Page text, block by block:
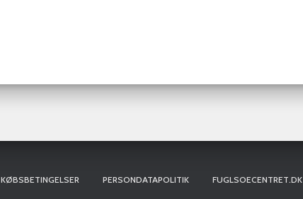
KØBSBETINGELSER PERSONDATAPOLITIK FUGLSOECENTRET.DK